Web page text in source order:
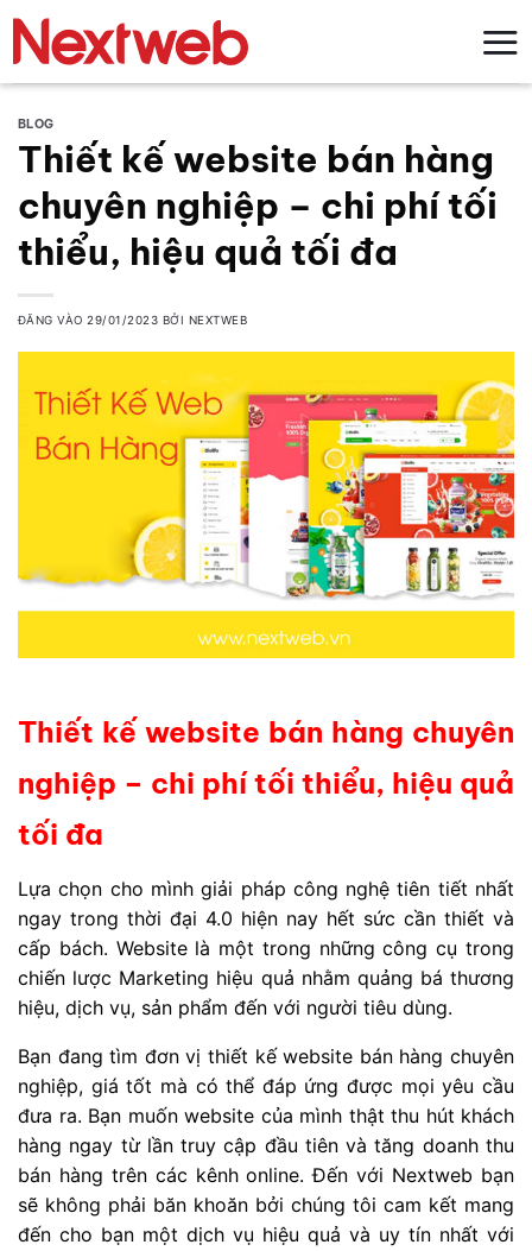
qua
nội
dung
BLOG
Thiết kế website bán hàng
chuyên nghiệp – chi phí tối
thiểu, hiệu quả tối đa
ĐĂNG VÀO29/01/2023 BỞI NEXTWEB
Thiết kế website bán hàng chuyên
nghiệp – chi phí tối thiểu, hiệu quả
tối đa
Lựa chọn cho mình giải pháp công nghệ tiên tiết nhất
ngay trong thời đại 4.0 hiện nay hết sức cần thiết và
cấp bách. Website là một trong những công cụ trong
chiến lược Marketing hiệu quả nhằm quảng bá thương
hiệu, dịch vụ, sản phẩm đến với người tiêu dùng.
Bạn đang tìm đơn vị thiết kế website bán hàng chuyên
nghiệp, giá tốt mà có thể đáp ứng được mọi yêu cầu
đưa ra. Bạn muốn website của mình thật thu hút khách
hàng ngay từ lần truy cập đầu tiên và tăng doanh thu
bán hàng trên các kênh online. Đến với Nextweb bạn
sẽ không phải băn khoăn bởi chúng tôi cam kết mang
đến cho bạn một dịch vụ hiệu quả và uy tín nhất với